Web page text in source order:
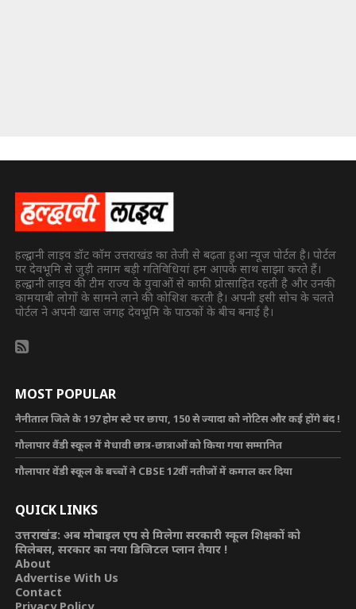
हल्द्वानी लाइव डॉट कॉम उत्तराखंड का तेजी से बढ़ता हुआ न्यूज पोर्टल है। पोर्टल
पर देवभूमि से जुड़ी तमाम बड़ी गतिविधियां हम आपके साथ साझा करते हैं।
हल्द्वानी लाइव की टीम राज्य के युवाओं से काफी प्रोत्साहित रहती है और उनकी
कामयाबी लोगों के सामने लाने की कोशिश करती है। अपनी इसी सोच के चलते
पोर्टल ने अपनी खास जगह देवभूमि के पाठकों के बीच बनाई है।
MOST POPULAR
नैनीताल जिले के 197 होम स्टे पर छापा, 150 से ज्यादा को नोटिस और कई होंगे बंद !
गौलापार वैंडी स्कूल में मेधावी छात्र-छात्राओं को किया गया सम्मानित
गौलापार वेंडी स्कूल के बच्चों ने CBSE 12वीं नतीजों में कमाल कर दिया
QUICK LINKS
उत्तराखंड: अब मोबाइल एप से मिलेगा सरकारी स्कूल शिक्षकों को
सिलेबस, सरकार का नया डिजिटल प्लान तैयार !
About
Advertise With Us
Contact